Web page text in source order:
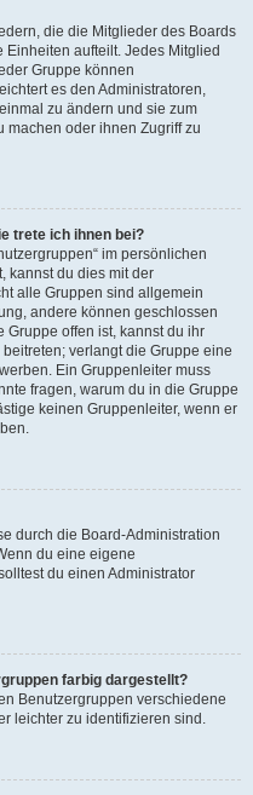
die die Mitglieder des Boards
aufteilt. Jedes Mitglied
Gruppe können
es den Administratoren,
zu ändern und sie zum
machen oder ihnen Zugriff zu
trete ich ihnen bei?
im persönlichen
kannst du dies mit der
alle Gruppen sind allgemein
andere können geschlossen
Gruppe offen ist, kannst du ihr
verlangt die Gruppe eine
Ein Gruppenleiter muss
fragen, warum du in die Gruppe
keinen Gruppenleiter, wenn er
durch die Board-Administration
du eine eigene
du einen Administrator
farbig dargestellt?
Benutzergruppen verschiedene
leichter zu identifizieren sind.